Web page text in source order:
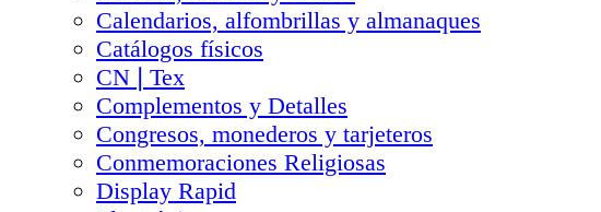
Calendarios, alfombrillas y almanaques
Catálogos físicos
CN❘Tex
Complementos y Detalles
Congresos, monederos y tarjeteros
Conmemoraciones Religiosas
Display Rapid